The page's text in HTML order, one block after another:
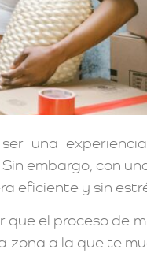
una
embargo, con
eficiente y sin
el proceso de
zona a la que te